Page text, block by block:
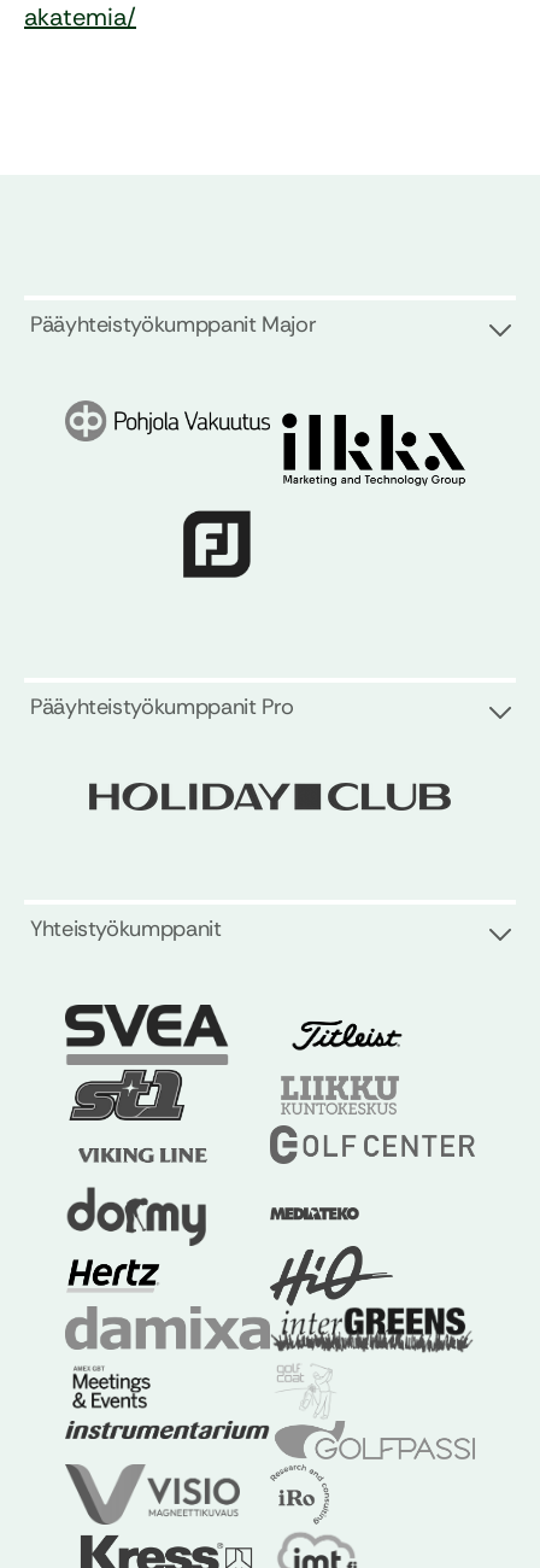
akatemia/
Pääyhteistyökumppanit Major
Pääyhteistyökumppanit Pro
Yhteistyökumppanit